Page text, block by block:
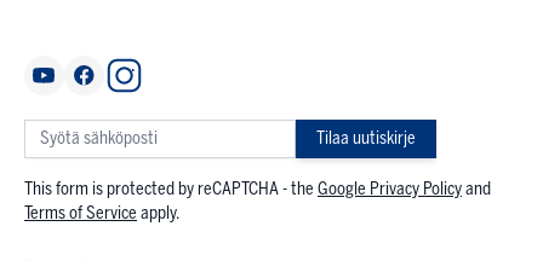
Tilaa uutiskirje
This form is protected by reCAPTCHA - the Google Privacy Policyand
Terms of Service apply.